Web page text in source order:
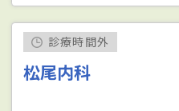
診療時間外
松尾内科